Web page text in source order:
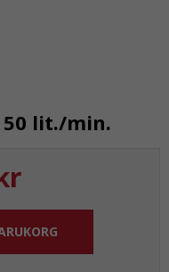
50 lit./min.